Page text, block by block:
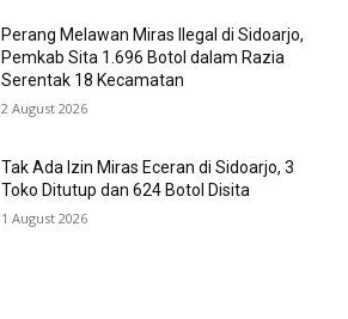
Perang Melawan Miras Ilegal di Sidoarjo,
Pemkab Sita 1.696 Botol dalam Razia
Serentak 18 Kecamatan
2 August 2026
Tak Ada Izin Miras Eceran di Sidoarjo, 3
Toko Ditutup dan 624 Botol Disita
1 August 2026